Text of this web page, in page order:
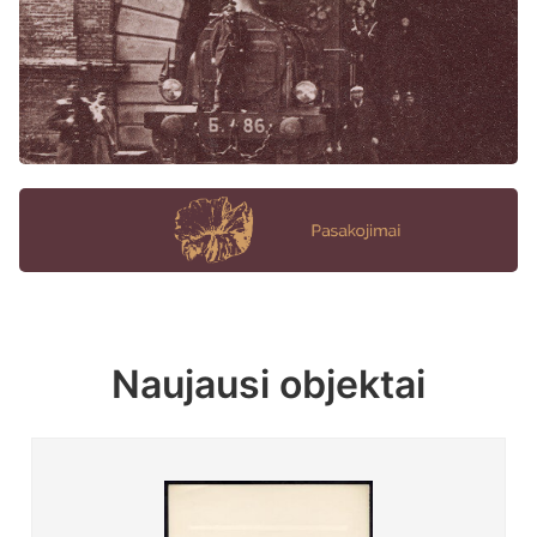
Naujausi objektai